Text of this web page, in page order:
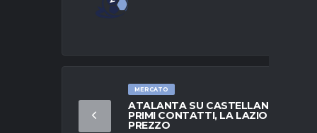
MERCATO
ATALANTA SU CASTELLANOS:
PRIMI CONTATTI, LA LAZIO ALZA IL
PREZZO